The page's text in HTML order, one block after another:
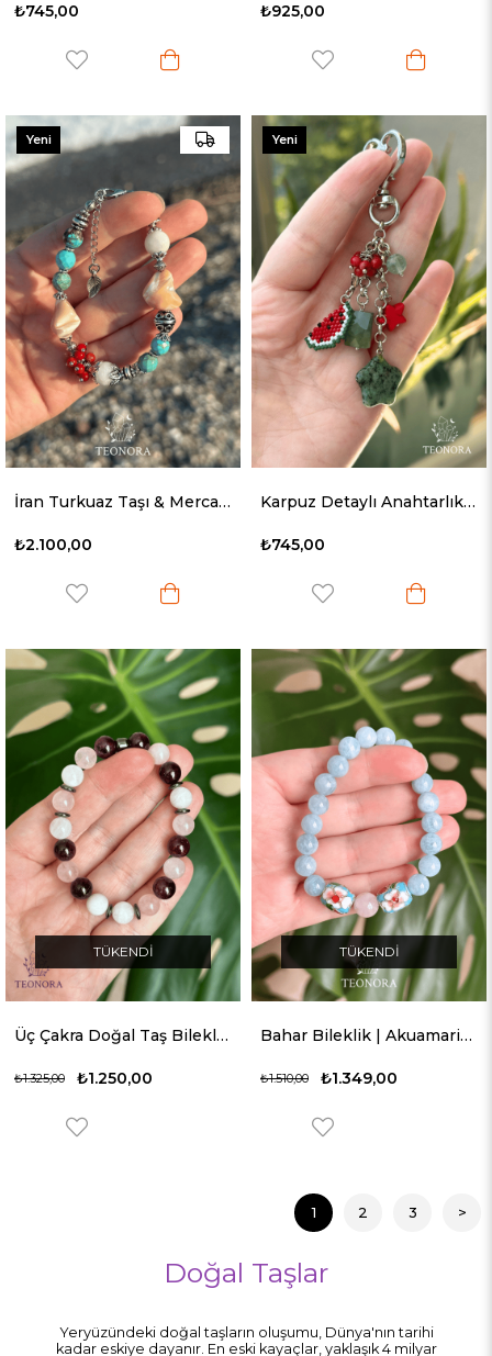
₺745,00 ₺925,00
İran Turkuaz Taşı & Mercan ve Sedef ve Aytaşı Detaylı Bileklik
₺2.100,00
Yeni
Ürün
Karpuz Detaylı Anahtarlık & Çanta Süsü
₺745,00
Yeni
Ürün
TÜKENDI
Üç Çakra Doğal Taş Bileklik (Kök Çakra, Kalp Çakrası, Taç Çakra)
₺1.250,00
₺1.325,00
TÜKENDI
Bahar Bileklik | Akuamarin ve Pembe Kuvars
₺1.349,00
₺1.510,00
1 2 3 >
Doğal Taşlar
Yeryüzündeki doğal taşların oluşumu, Dünya'nın tarihi
kadar eskiye dayanır. En eski kayaçlar, yaklaşık 4 milyar